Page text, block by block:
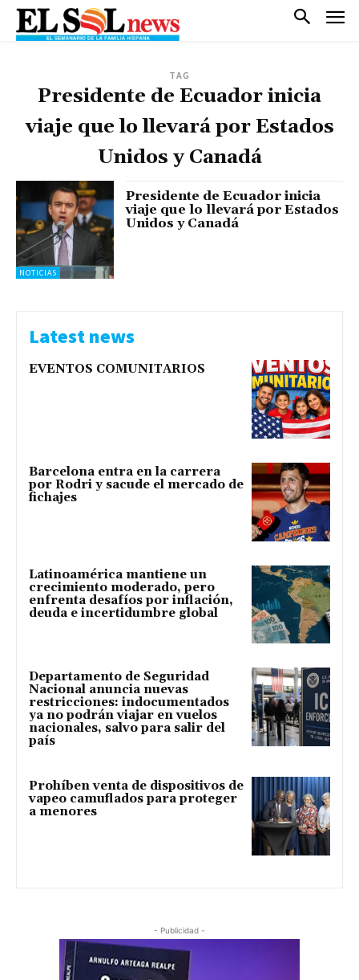
TAG
Presidente de Ecuador inicia
viaje que lo llevará por Estados
Unidos y Canadá
NOTICIAS
Presidente de Ecuador inicia
viaje que lo llevará por Estados
Unidos y Canadá
Latest news
EVENTOS COMUNITARIOS
Barcelona entra en la carrera
por Rodri y sacude el mercado de
fichajes
Latinoamérica mantiene un
crecimiento moderado, pero
enfrenta desafíos por inflación,
deuda e incertidumbre global
Departamento de Seguridad
Nacional anuncia nuevas
restricciones: indocumentados
ya no podrán viajar en vuelos
nacionales, salvo para salir del
país
Prohíben venta de dispositivos de
vapeo camuflados para proteger
a menores
- Publicidad -